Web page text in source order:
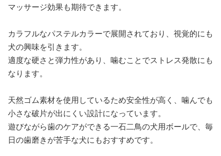
マッサージ効果も期待できます。
カラフルなパステルカラーで展開されており、視覚的にも
犬の興味を引きます。
適度な硬さと弾力性があり、噛むことでストレス発散にも
なります。
天然ゴム素材を使用しているため安全性が高く、噛んでも
小さな破片が出にくい設計になっています。
遊びながら歯のケアができる一石二鳥の犬用ボールで、毎
日の歯磨きが苦手な犬にもおすすめです。